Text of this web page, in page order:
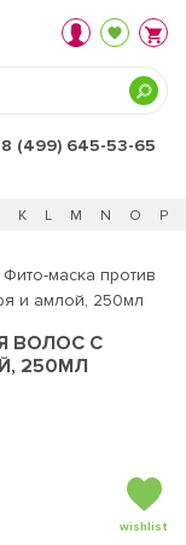
8 (499) 645-53-65
K L M N O P
Фито-маска против
и амлой, 250мл
ВОЛОС С
250МЛ
wishlist